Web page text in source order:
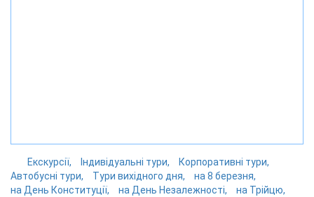
Екскурсії Індивідуальні тури
Корпоративні тури
Автобусні тури
Тури вихідного дня
на 8 березня
на День Конституції
на День Незалежності
на Трійцю